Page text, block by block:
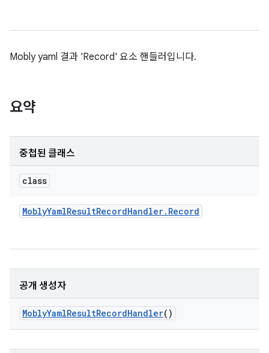
Mobly yaml 결과 'Record' 요소 핸들러입니다.
요약
중첩된 클래스
class
MoblyYamlResultRecordHandler. Record
공개 생성자
MoblyYamlResultRecordHandler()